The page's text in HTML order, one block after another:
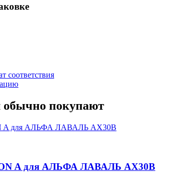
соответствия
обычно покупают
A для АЛЬФА ЛАВАЛЬ AX30B